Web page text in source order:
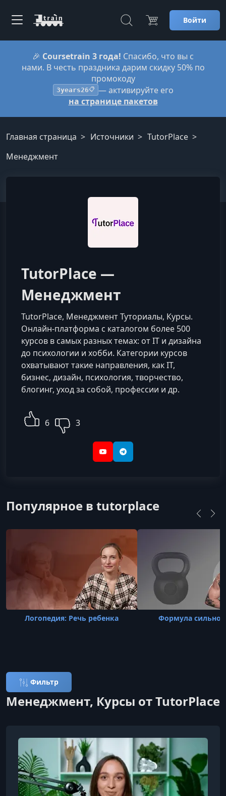
Войти
🎉 Coursetrain 3 года! Спасибо, что вы с
нами. В честь праздника дарим скидку 50% по
промокоду
3years26📋 — активируйте его
на странице пакетов
Главная страница Источники
TutorPlace
Менеджмент
TutorPlace —
Менеджмент
TutorPlace, Менеджмент Туториалы, Курсы.
Онлайн-платформа с каталогом более 500
курсов в самых разных темах: от IT и дизайна
до психологии и хобби. Категории курсов
охватывают такие направления, как IT,
бизнес, дизайн, психология, творчество,
блогинг, уход за собой, профессии и др.
6 3
YouTubeTelegram
Популярное в tutorplace
Логопедия: Речь ребенка Формула
Фильтр
Менеджмент, Курсы от TutorPlace